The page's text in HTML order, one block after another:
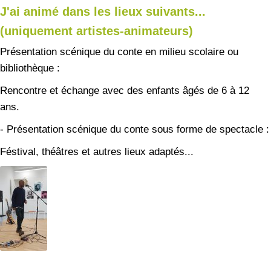
J'ai animé dans les lieux suivants...
(uniquement artistes-animateurs)
Présentation scénique du conte en milieu scolaire ou
bibliothèque :
Rencontre et échange avec des enfants âgés de 6 à 12
ans.
- Présentation scénique du conte sous forme de spectacle :
Féstival, théâtres et autres lieux adaptés...